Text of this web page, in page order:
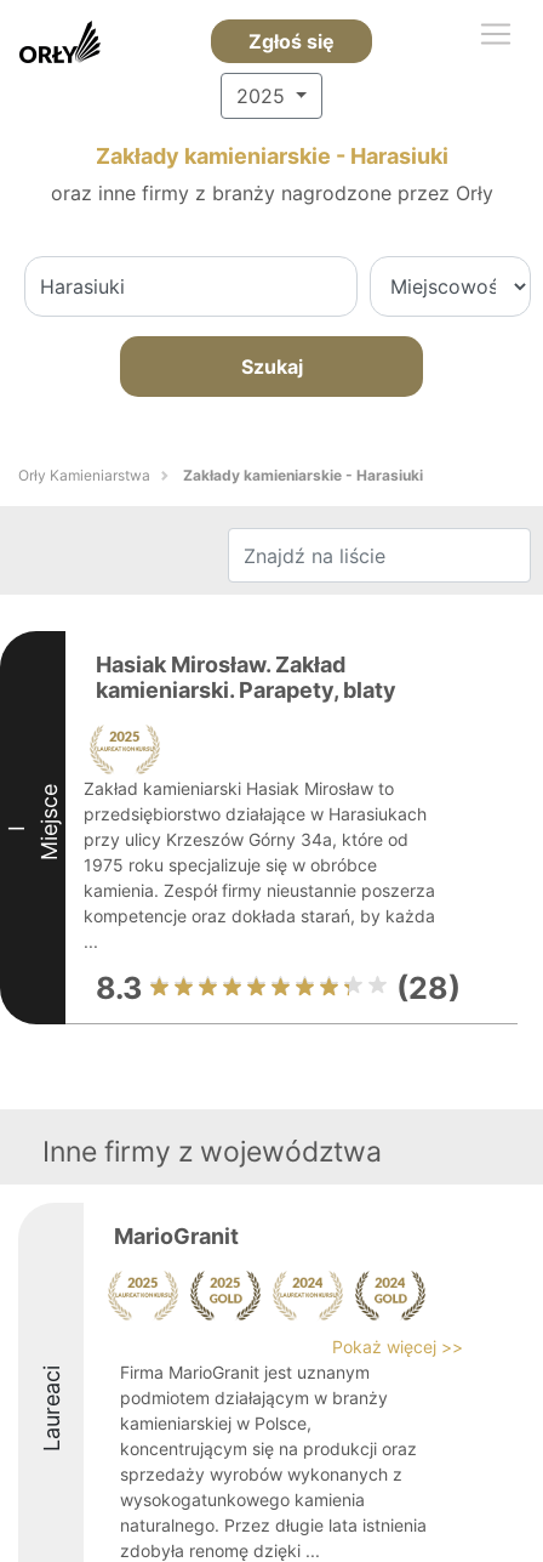
Zgłoś się
2025
Zakłady kamieniarskie - Harasiuki
oraz inne firmy z branży nagrodzone przez Orły
Szukaj
Orły Kamieniarstwa Zakłady kamieniarskie - Harasiuki
I Miejsce
Hasiak Mirosław. Zakład
kamieniarski. Parapety, blaty
Zakład kamieniarski Hasiak Mirosław to
przedsiębiorstwo działające w Harasiukach
przy ulicy Krzeszów Górny 34a, które od
1975 roku specjalizuje się w obróbce
kamienia. Zespół firmy nieustannie poszerza
kompetencje oraz dokłada starań, by każda
...
8.3 (28)
Inne firmy z województwa
Laureaci
MarioGranit
Pokaż więcej >>
Firma MarioGranit jest uznanym
podmiotem działającym w branży
kamieniarskiej w Polsce,
koncentrującym się na produkcji oraz
sprzedaży wyrobów wykonanych z
wysokogatunkowego kamienia
naturalnego. Przez długie lata istnienia
zdobyła renomę dzięki ...